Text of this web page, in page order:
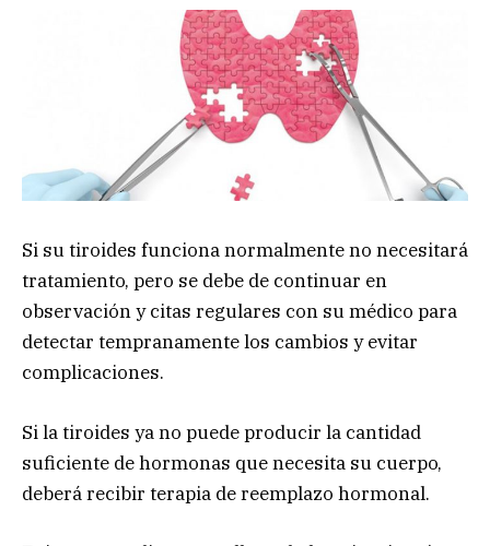
Si su tiroides funciona normalmente no necesitará
tratamiento, pero se debe de continuar en
observación y citas regulares con su médico para
detectar tempranamente los cambios y evitar
complicaciones.
Si la tiroides ya no puede producir la cantidad
suficiente de hormonas que necesita su cuerpo,
deberá recibir terapia de reemplazo hormonal.